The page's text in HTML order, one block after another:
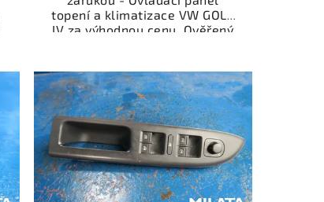
topení a klimatizace VW GOLF
IV za výhodnou cenu. Ověřený
přístroje a příslušenství pro
váš vůz. Ověřený a funkční
autodíl z vrakoviště,
připravený k montáži.
Nabízíme osobní odběr nebo
rychlé doručení přes e-shop.
Samozřejmostí je garance
vrácení peněz v případě
nespokojenosti.